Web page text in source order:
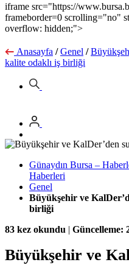
iframe src="https://
frameborder=0 scrolling="no" style=" width: 720px; height:400px;
overflow: hidden;">
Anasayfa / Genel /
kalite odaklı iş birliği
Günaydın Bursa –
Haberleri
Genel
Büyükşehir ve
birliği
83 kez okundu | Güncelleme:
Büyükşehir ve